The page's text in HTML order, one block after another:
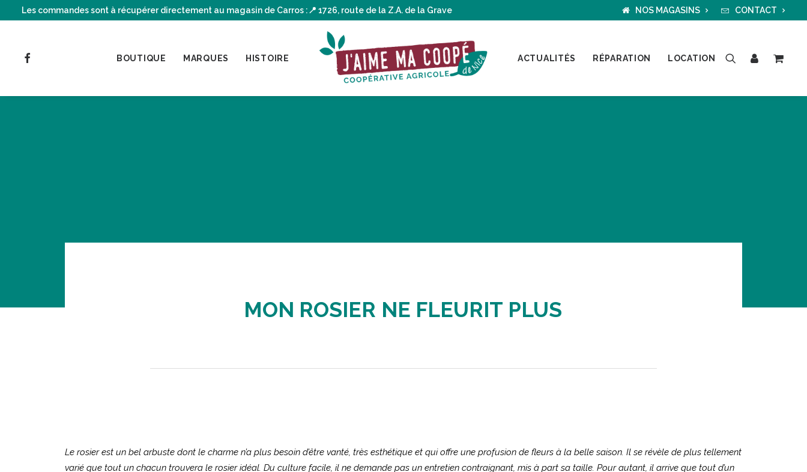
Les commandes sont à récupérer directement au magasin de Carros :📍 1726, route de la Z.A. de la Grave NOS MAGASINS CONTACT
BOUTIQUE MARQUES HISTOIRE ACTUALITÉS RÉPARATION LOCATION
MON ROSIER NE FLEURIT PLUS
Le rosier est un bel arbuste dont le charme n’a plus besoin d’être vanté, très esthétique et qui offre une profusion de fleurs à la belle saison. Il se révèle de plus tellement
varié que tout un chacun trouvera le rosier idéal. Du culture facile, il ne demande pas un entretien contraignant, mis à part sa taille. Pour autant, il arrive que tout d’un